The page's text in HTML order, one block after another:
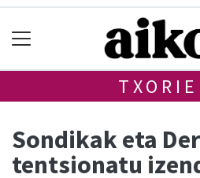
Sondikak eta
tentsionatu